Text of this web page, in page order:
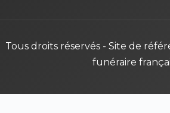
Tous droits réservés - Site de
funéraire